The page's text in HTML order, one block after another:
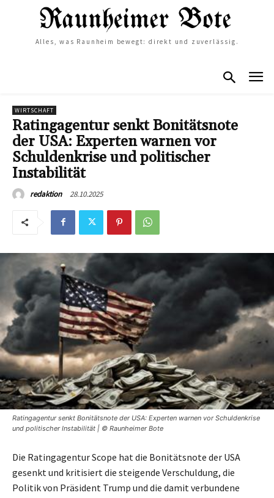
Alles, was Raunheim bewegt: direkt und zuverlässig.
WIRTSCHAFT
Ratingagentur senkt Bonitätsnote
der USA: Experten warnen vor
Schuldenkrise und politischer
Instabilität
redaktion 28.10.2025
Ratingagentur senkt Bonitätsnote der USA: Experten warnen vor Schuldenkrise
und politischer Instabilität | © Raunheimer Bote
Die Ratingagentur Scope hat die Bonitätsnote der USA
gesenkt und kritisiert die steigende Verschuldung, die
Politik von Präsident Trump und die damit verbundene